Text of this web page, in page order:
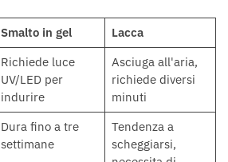
Smalto in gel
Lacca
Richiede luce
UV/LED per
indurire
Asciuga all'aria,
richiede diversi
minuti
Dura fino a tre
settimane
Tendenza a
scheggiarsi,